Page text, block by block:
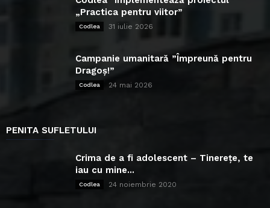
„Practica pentru viitor”
Codlea 31 iulie 2026
Campanie umanitară ”Împreună pentru
Dragoș!”
Codlea 24 mai 2026
PENITA SUFLETULUI
Crima de a fi adolescent – Tinerețe, te
iau cu mine...
Codlea 24 noiembrie 2020